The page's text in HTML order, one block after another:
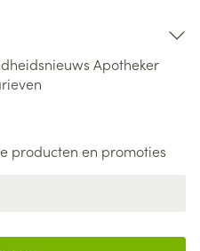
Apotheker
producten en promoties